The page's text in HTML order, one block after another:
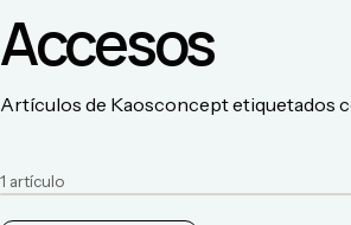
Accesos
Artículos de Kaosconcept etiquetados
1 artículo